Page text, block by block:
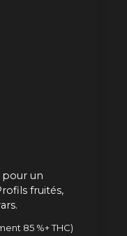
pour un
fruités,
85 %+ THC)